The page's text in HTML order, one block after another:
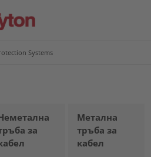
Systems
за
Метална
тръба за
кабел